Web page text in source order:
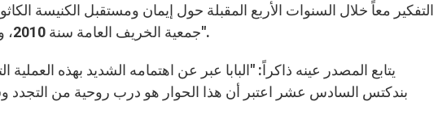
التفكير معاً خلال السنوات الأربع المقبلة حول إيمان ومستقبل الكنيسة
جمعية الخريف العامة سنة 2010، وعقدت الدورة الأولى في 8 و9 يوليو في مانهايم".
يتابع المصدر عينه ذاكراً: "البابا عبر عن اهتمامه الشديد بهذه
بندكتس السادس عشر اعتبر أن هذا الحوار هو درب روحية من التجدد